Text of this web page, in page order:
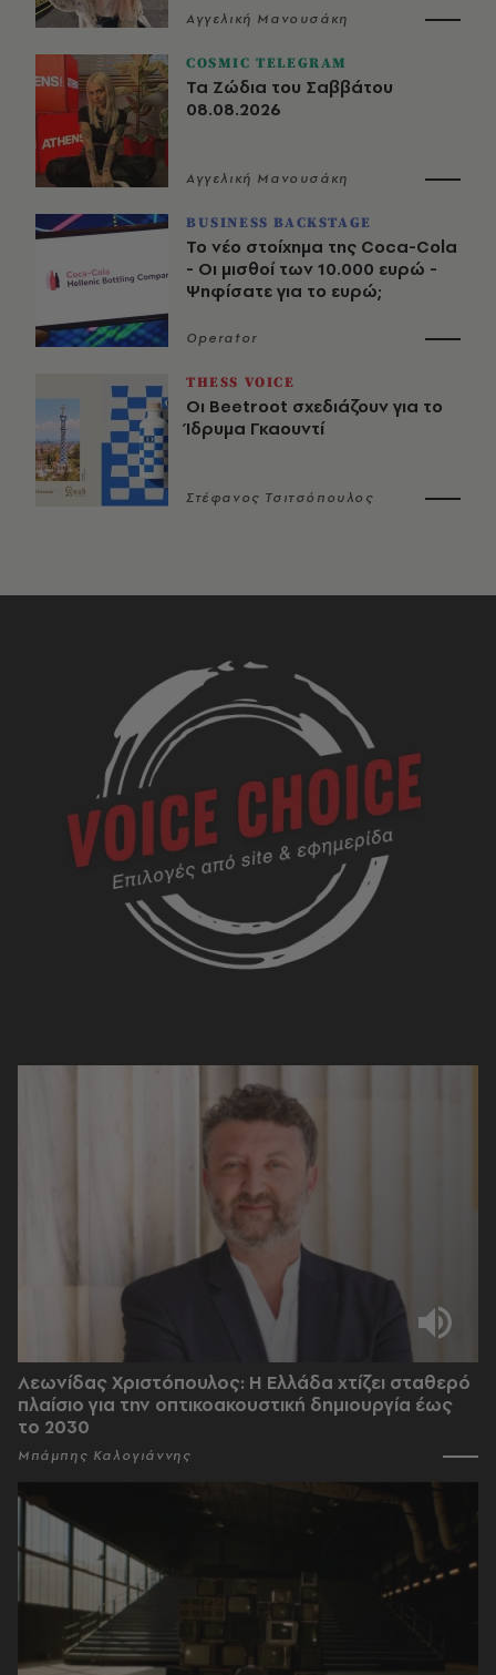
Αγγελική Μανουσάκη
COSMIC TELEGRAM
Τα Ζώδια του Σαββάτου
08.08.2026
Αγγελική Μανουσάκη
BUSINESS BACKSTAGE
Το νέο στοίχημα της Coca-Cola
- Οι μισθοί των 10.000 ευρώ -
Ψηφίσατε για το ευρώ;
Operator
THESS VOICE
Οι Beetroot σχεδιάζουν για το
Ίδρυμα Γκαουντί
Στέφανος Τσιτσόπουλος
Λεωνίδας Χριστόπουλος: Η Ελλάδα χτίζει σταθερό
πλαίσιο για την οπτικοακουστική δημιουργία έως
το 2030
Μπάμπης Καλογιάννης